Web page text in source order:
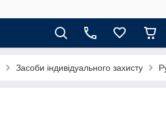
Засоби індивідуального захисту